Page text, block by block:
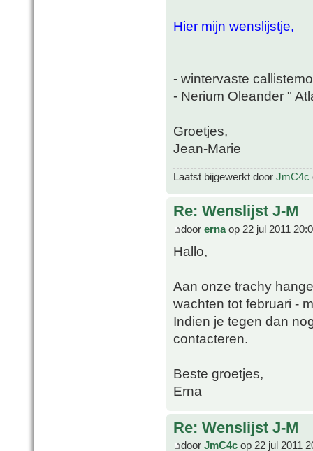
Hier mijn wenslijstje,
- wintervaste
- Nerium Oleander "
Groetjes,
Jean-Marie
Laatst bijgewerkt door JmC4c
Re: Wenslijst J-M
door ernaop 22 jul 2011
Hallo,
Aan onze trachy
wachten tot februari -
Indien je tegen dan
contacteren.
Beste groetjes,
Erna
Re: Wenslijst J-M
door JmC4c op 22 jul 2011